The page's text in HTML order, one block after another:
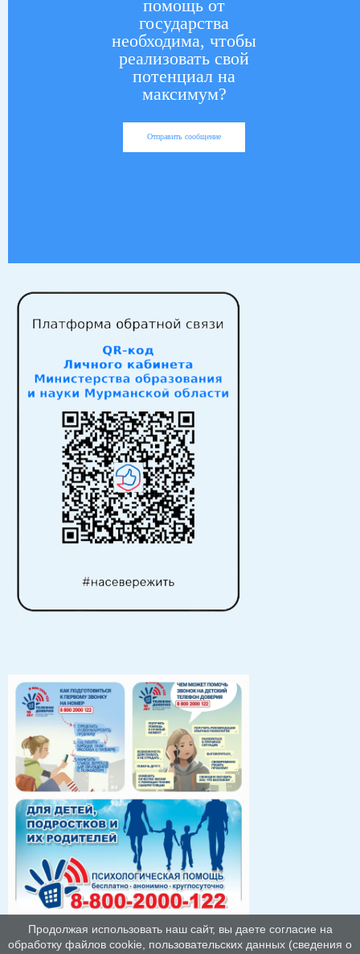
помощь от
государства
необходима, чтобы
реализовать свой
потенциал на
максимум?
Отправить сообщение
Продолжая использовать наш сайт, вы даете согласие на
обработку файлов cookie, пользовательских данных (сведения о